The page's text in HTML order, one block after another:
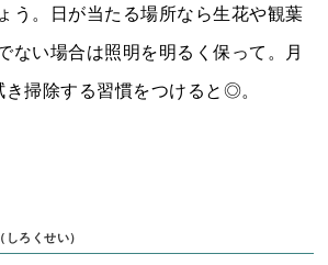
う。日が当たる場所なら生花や観葉
ない場合は照明を明るく保って。月
き掃除する習慣をつけると◎。
（しろくせい）